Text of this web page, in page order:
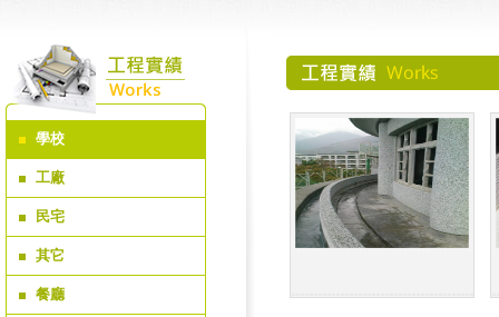
學校
工廠
民宅
其它
餐廳